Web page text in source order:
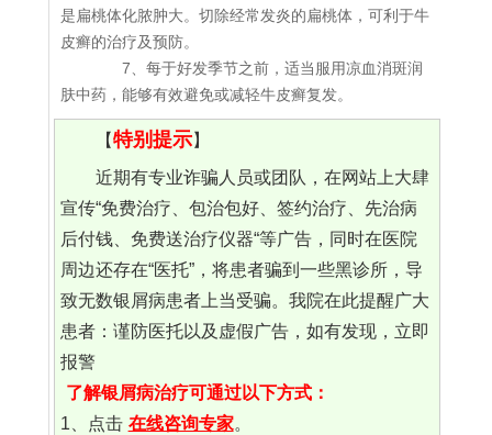
是扁桃体化脓肿大。切除经常发炎的扁桃体，可利于牛
皮癣的治疗及预防。
7、每于好发季节之前，适当服用凉血消斑润
肤中药，能够有效避免或减轻牛皮癣复发。
【特别提示】
近期有专业诈骗人员或团队，在网站上大肆
宣传“免费治疗、包治包好、签约治疗、先治病
后付钱、免费送治疗仪器“等广告，同时在医院
周边还存在“医托”，将患者骗到一些黑诊所，导
致无数银屑病患者上当受骗。我院在此提醒广大
患者：谨防医托以及虚假广告，如有发现，立即
报警
了解银屑病治疗可通过以下方式：
1、点击 在线咨询专家。